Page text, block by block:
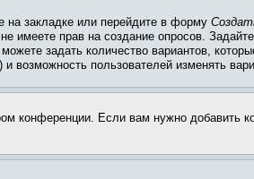
на закладке или перейдите в форму
имеете прав на создание опросов.
задать количество вариантов,
возможность пользователей изменять
конференции. Если вам нужно